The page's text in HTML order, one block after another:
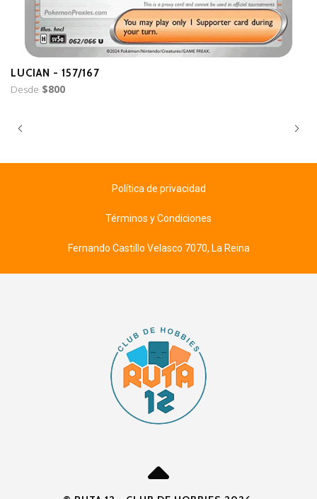
LUCIAN - 157/167
Desde $800
Política de privacidad
Términos y Condiciones
Fernando Castillo Velasco 7070, La Reina